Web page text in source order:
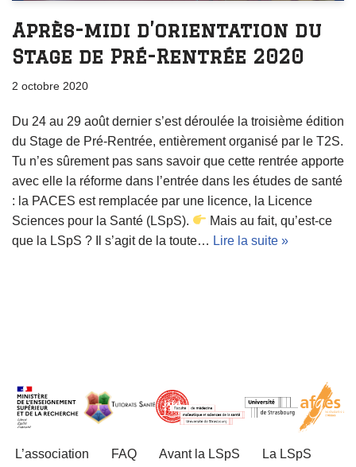
Après-midi d’orientation du
Stage de Pré-Rentrée 2020
2 octobre 2020
Du 24 au 29 août dernier s’est déroulée la troisième édition
du Stage de Pré-Rentrée, entièrement organisé par le T2S.
Tu n’es sûrement pas sans savoir que cette rentrée apporte
avec elle la réforme dans l’entrée dans les études de santé
: la PACES est remplacée par une licence, la Licence
Sciences pour la Santé (LSpS).
Mais au fait, qu’est-ce
que la LSpS ? Il s’agit de la toute… Lire la suite »
L’association FAQ Avant la LSpS La LSpS